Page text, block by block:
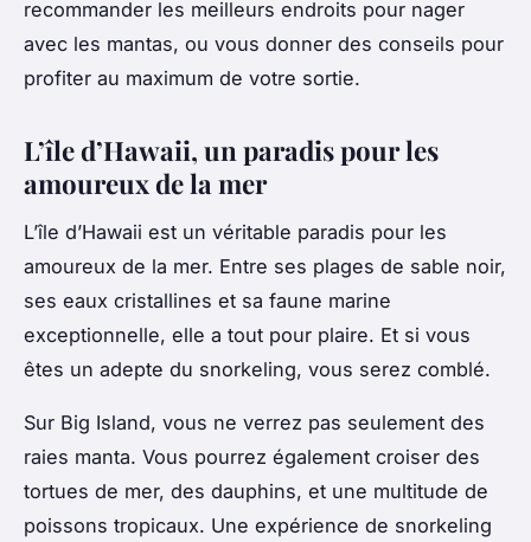
recommander les meilleurs endroits pour nager
avec les mantas, ou vous donner des conseils pour
profiter au maximum de votre sortie.
L’île d’Hawaii, un paradis pour les
amoureux de la mer
L’île d’Hawaii est un véritable paradis pour les
amoureux de la mer. Entre ses plages de sable noir,
ses eaux cristallines et sa faune marine
exceptionnelle, elle a tout pour plaire. Et si vous
êtes un adepte du snorkeling, vous serez comblé.
Sur Big Island, vous ne verrez pas seulement des
raies manta. Vous pourrez également croiser des
tortues de mer, des dauphins, et une multitude de
poissons tropicaux. Une expérience de snorkeling